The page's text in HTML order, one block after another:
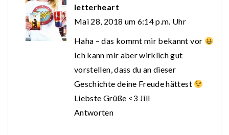
letterheart
Mai 28, 2018 um 6:14 p.m. Uhr
Haha – das kommt mir bekannt vor
Ich kann mir aber wirklich gut
vorstellen, dass du an dieser
Geschichte deine Freude hättest
Liebste Grüße <3 Jill
Antworten